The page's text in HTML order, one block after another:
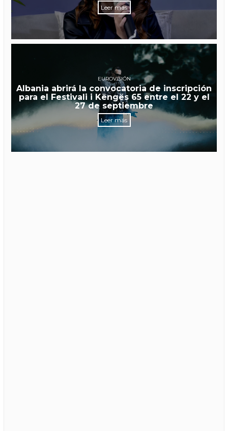
Leer más
EUROVISIÓN
Albania abrirá la convocatoria de inscripción
para el Festivali i Këngës 65 entre el 22 y el
27 de septiembre
Leer más